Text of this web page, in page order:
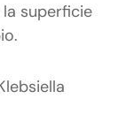
superficie